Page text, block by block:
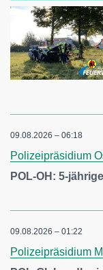
09.08.2026 – 06:18
Polizeipräsidium
POL-OH: 5-
09.08.2026 – 01:22
Polizeipräsidium